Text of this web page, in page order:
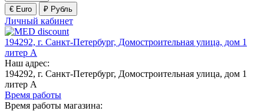
€ Euro
₽ Рубль
Личный кабинет
194292, г. Санкт-Петербург, Домостроительная улица, дом 1
литер А
Наш адрес:
194292, г. Санкт-Петербург, Домостроительная улица, дом 1
литер А
Время работы
Время работы магазина: